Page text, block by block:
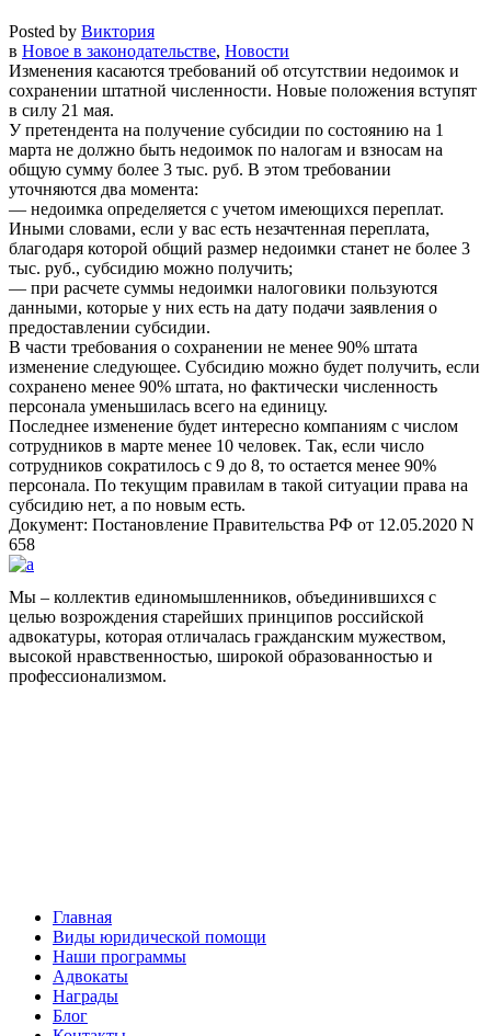
Posted by Виктория
в Новое в законодательстве, Новости
Изменения касаются требований об отсутствии недоимок и
сохранении штатной численности. Новые положения вступят
в силу 21 мая.
У претендента на получение субсидии по состоянию на 1
марта не должно быть недоимок по налогам и взносам на
общую сумму более 3 тыс. руб. В этом требовании
уточняются два момента:
— недоимка определяется с учетом имеющихся переплат.
Иными словами, если у вас есть незачтенная переплата,
благодаря которой общий размер недоимки станет не более 3
тыс. руб., субсидию можно получить;
— при расчете суммы недоимки налоговики пользуются
данными, которые у них есть на дату подачи заявления о
предоставлении субсидии.
В части требования о сохранении не менее 90% штата
изменение следующее. Субсидию можно будет получить, если
сохранено менее 90% штата, но фактически численность
персонала уменьшилась всего на единицу.
Последнее изменение будет интересно компаниям с числом
сотрудников в марте менее 10 человек. Так, если число
сотрудников сократилось с 9 до 8, то остается менее 90%
персонала. По текущим правилам в такой ситуации права на
субсидию нет, а по новым есть.
Документ: Постановление Правительства РФ от 12.05.2020 N
658
Мы – коллектив единомышленников, объединившихся с
целью возрождения старейших принципов российской
адвокатуры, которая отличалась гражданским мужеством,
высокой нравственностью, широкой образованностью и
профессионализмом.
Главная
Виды юридической помощи
Наши программы
Адвокаты
Награды
Блог